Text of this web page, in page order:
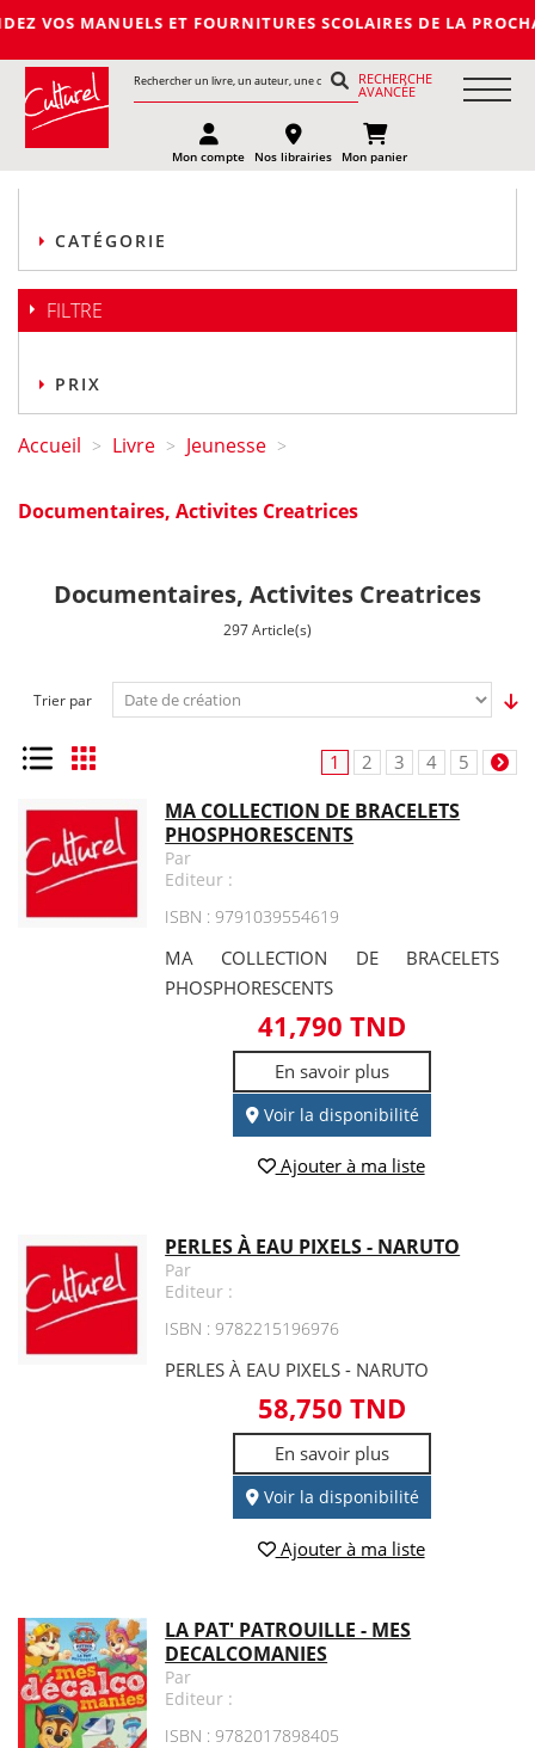
MANUELS ET FOURNITURES SCOLAIRES DE LA
RECHERCHE
AVANCÉE
Mon compte Nos librairies Mon panier
CATÉGORIE
FILTRE
PRIX
Accueil > Livre > Jeunesse >
Documentaires, Activites Creatrices
Documentaires, Activites Creatrices
297 Article(s)
Trier par
Liste Grille 1 2 3 4 5
MA COLLECTION DE BRACELETS
PHOSPHORESCENTS
Par
Editeur :
ISBN : 9791039554619
MA COLLECTION DE BRACELETS
PHOSPHORESCENTS
41,790 TND
En savoir plus
Voir la disponibilité
Ajouter à ma liste
PERLES À EAU PIXELS - NARUTO
Par
Editeur :
ISBN : 9782215196976
PERLES À EAU PIXELS - NARUTO
58,750 TND
En savoir plus
Voir la disponibilité
Ajouter à ma liste
LA PAT' PATROUILLE - MES
DECALCOMANIES
Par
Editeur :
ISBN : 9782017898405